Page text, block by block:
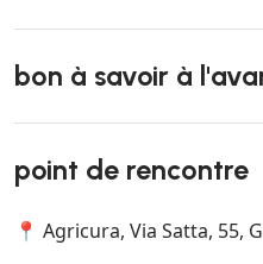
bon à savoir à
point de rencontre
📍 Agricura, Via Satta, 55,